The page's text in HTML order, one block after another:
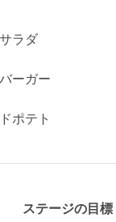
ラダ
ーガー
ポテト
ステージの目標